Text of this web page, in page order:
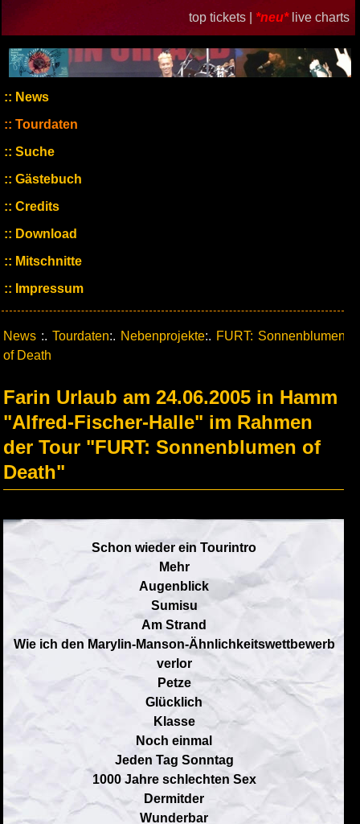
top tickets | *neu* live charts
News
Tourdaten
Suche
Gästebuch
Credits
Download
Mitschnitte
Impressum
News :. Tourdaten:. Nebenprojekte:. FURT: Sonnenblumen
of Death
Farin Urlaub am 24.06.2005 in Hamm
"Alfred-Fischer-Halle" im Rahmen
der Tour "FURT: Sonnenblumen of
Death"
Schon wieder ein Tourintro
Mehr
Augenblick
Sumisu
Am Strand
Wie ich den Marylin-Manson-Ähnlichkeitswettbewerb
verlor
Petze
Glücklich
Klasse
Noch einmal
Jeden Tag Sonntag
1000 Jahre schlechten Sex
Dermitder
Wunderbar